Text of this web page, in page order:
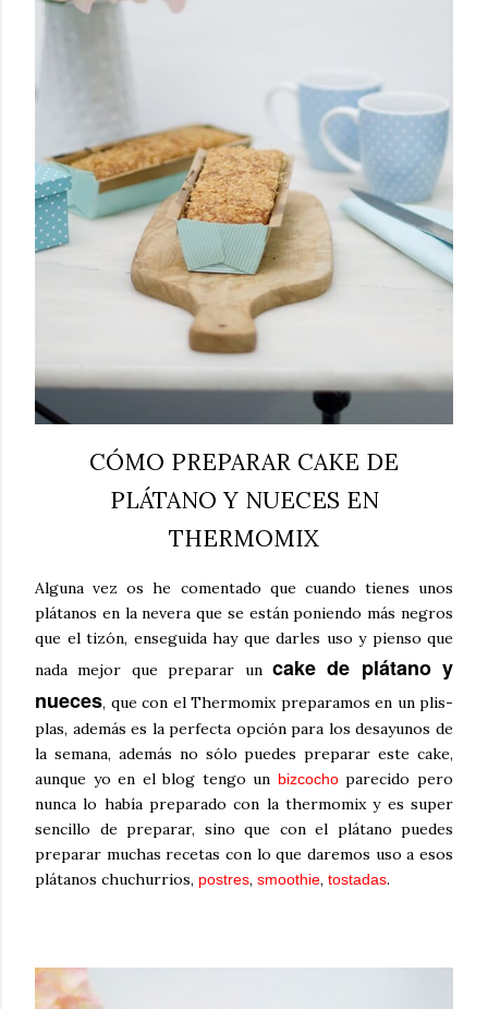
CÓMO PREPARAR CAKE DE
PLÁTANO Y NUECES EN
THERMOMIX
Alguna vez os he comentado que cuando tienes unos
plátanos en la nevera que se están poniendo más negros
que el tizón, enseguida hay que darles uso y pienso que
nada mejor que preparar un cake de plátano y
nueces, que con el Thermomix preparamos en un plis-
plas, además es la perfecta opción para los desayunos de
la semana, además no sólo puedes preparar este cake,
aunque yo en el blog tengo un bizcochoparecido pero
nunca lo había preparado con la thermomix y es super
sencillo de preparar, sino que con el plátano puedes
preparar muchas recetas con lo que daremos uso a esos
plátanos chuchurrios, postres, smoothie, tostadas.